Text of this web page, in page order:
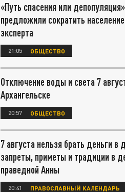
«Путь спасения или
предложили сократить
эксперта
21:05 ОБЩЕСТВО
Отключение воды и света 7
Архангельске
20:57 ОБЩЕСТВО
7 августа нельзя брать деньги в
запреты, приметы и традиции в
праведной Анны
20:41 ПРАВОСЛАВНЫЙ КАЛЕНДАРЬ